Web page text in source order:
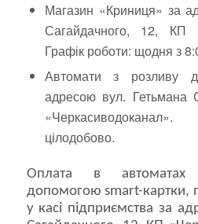
Магазин «Криниця» за
Сагайдачного, 12, КП
Графік роботи: щодня з
Автомати з розливу
адресою вул. Гетьмана
цілодобово.
Оплата в автоматах
допомогою smart-картки,
у касі підприємства за